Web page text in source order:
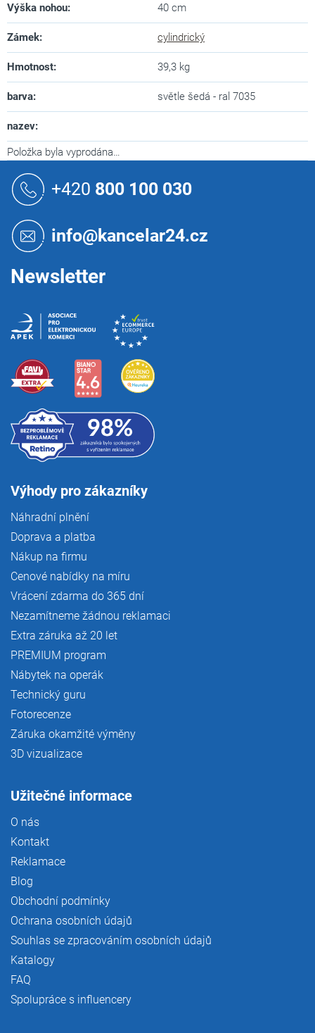
Výška nohou: 40 cm
Zámek: cylindrický
Hmotnost: 39,3 kg
barva: světle šedá - ral 7035
nazev:
Položka byla vyprodána…
+420 800 100 030
info@kancelar24.cz
Newsletter
Výhody pro zákazníky
Náhradní plnění
Doprava a platba
Nákup na firmu
Cenové nabídky na míru
Vrácení zdarma do 365 dní
Nezamítneme žádnou reklamaci
Extra záruka až 20 let
PREMIUM program
Nábytek na operák
Technický guru
Fotorecenze
Záruka okamžité výměny
3D vizualizace
Užitečné informace
O nás
Kontakt
Reklamace
Blog
Obchodní podmínky
Ochrana osobních údajů
Souhlas se zpracováním osobních údajů
Katalogy
FAQ
Spolupráce s influencery